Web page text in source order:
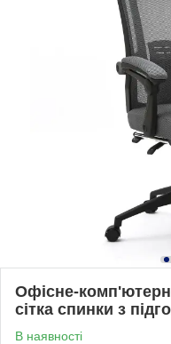
Офісне-
сітка спинки з
В наявності